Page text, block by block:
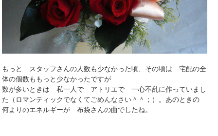
もっと スタッフさんの人数も少なかった頃、その頃は 宅配の全
体の個数ももっと少なかったですが
数が多いときは 私一人で アトリエで 一心不乱に作っていまし
た（ロマンティックでなくてごめんなさい＾＾；）。あのときの
何よりのエネルギーが 布袋さんの曲でしたね。